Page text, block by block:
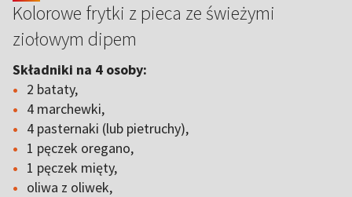
Kolorowe frytki z pieca ze świeżymi
ziołowym dipem
Składniki na 4 osoby:
2 bataty,
4 marchewki,
4 pasternaki (lub pietruchy),
1 pęczek oregano,
1 pęczek mięty,
oliwa z oliwek,